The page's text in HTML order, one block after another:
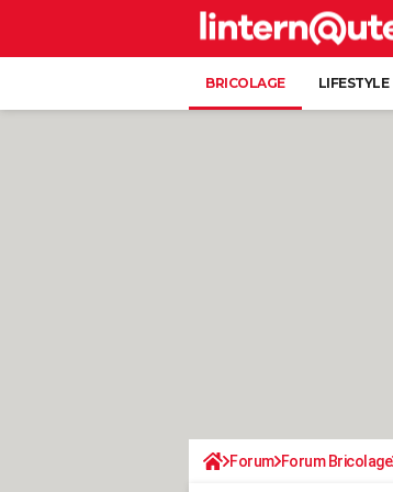
BRICOLAGE LIFESTYLE
Forum Forum Bricolage